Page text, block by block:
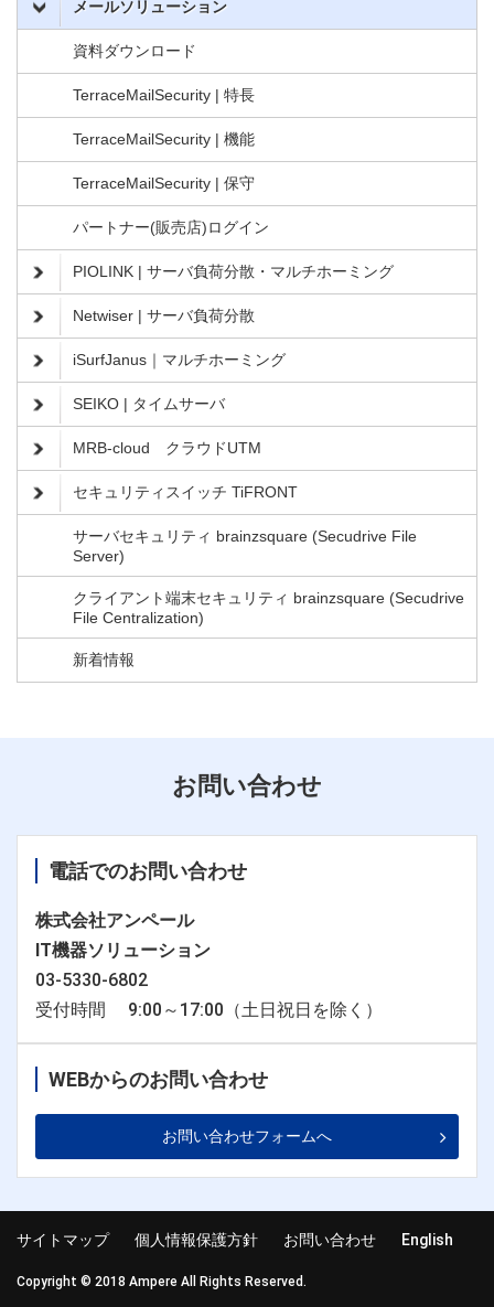
メールソリューション
資料ダウンロード
TerraceMailSecurity | 特長
TerraceMailSecurity | 機能
TerraceMailSecurity | 保守
パートナー(販売店)ログイン
PIOLINK | サーバ負荷分散・マルチホーミング
Netwiser | サーバ負荷分散
iSurfJanus｜マルチホーミング
SEIKO | タイムサーバ
MRB-cloud クラウドUTM
セキュリティスイッチ TiFRONT
サーバセキュリティ brainzsquare (Secudrive File
Server)
クライアント端末セキュリティ brainzsquare (Secudrive
File Centralization)
新着情報
お問い合わせ
電話でのお問い合わせ
株式会社アンペール
IT機器ソリューション
03-5330-6802
受付時間 9:00～17:00（土日祝日を除く）
WEBからのお問い合わせ
お問い合わせフォームへ
サイトマップ 個人情報保護方針 お問い合わせ English
Copyright © 2018 Ampere All Rights Reserved.